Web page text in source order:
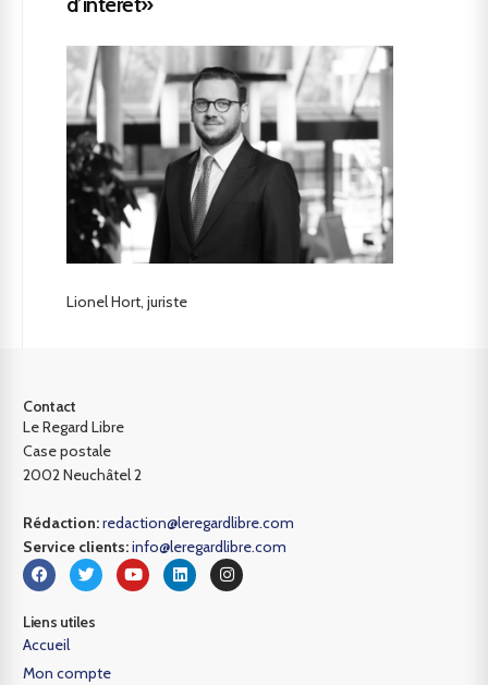
Lionel Hort, juriste
Contact
Le Regard Libre
Case postale
2002 Neuchâtel 2
Rédaction:redaction@leregardlibre.com
Service clients:info@leregardlibre.com
Liens utiles
Accueil
Mon compte